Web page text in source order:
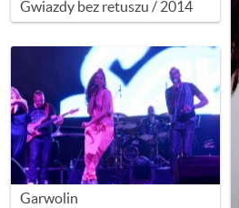
Gwiazdy bez retuszu / 2014
Garwolin